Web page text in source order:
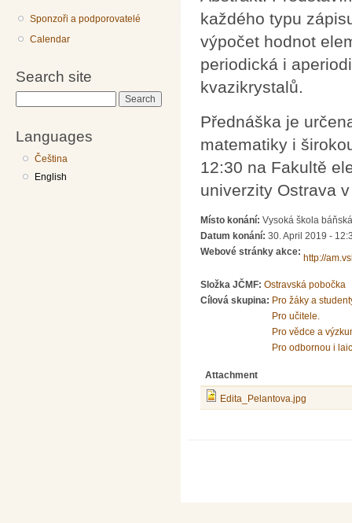
Sponzoři a podporovatelé
Calendar
Search site
Languages
Čeština
English
každého typu
výpočet hodnot
periodická i
kvazikrystalů.
Přednáška je
matematiky i
12:30 na Fakultě
univerzity Ostrava
Místo konání: Vysoká škola
Datum konání: 30. April 2019 -
Webové stránky akce:
http://
Složka JČMF: Ostravská pobočka
Cílová skupina: Pro žáky a
Pro učitele.
Pro vědce a
Pro odbornou i
Attachment
Edita_Pelantova.jpg